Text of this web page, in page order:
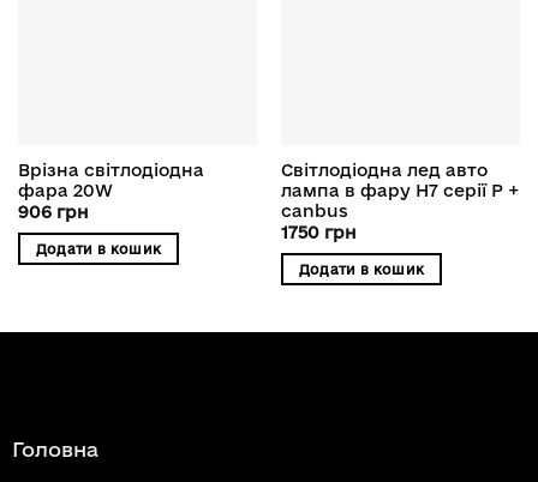
Врізна світлодіодна
фара 20W
906 грн
Додати в кошик
Світлодіодна лед авто
лампа в фару H7 серії P +
canbus
1750 грн
Додати в кошик
Головна